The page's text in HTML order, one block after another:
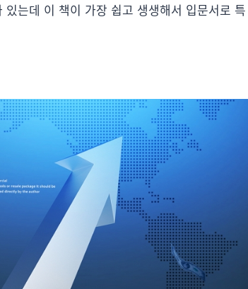
는데 이 책이 가장 쉽고 생생해서 입문서로 특